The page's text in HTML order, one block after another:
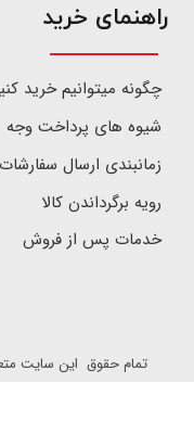
​راهنمای خرید
چگونه میتوانیم خرید
شیوه های پرداخت وجه
زمانبندی ارسال سفارشات
رویه برگرداندن کالا
خدمات پس از فروش
تمام حقوق این سایت